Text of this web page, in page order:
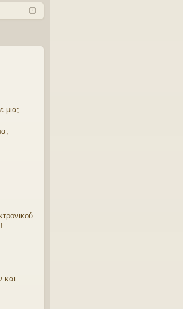
δε ρα
μια;
και